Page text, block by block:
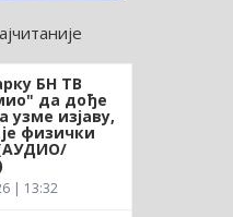
БН ТВ
да дође
узме изјаву,
физички
| 13:32